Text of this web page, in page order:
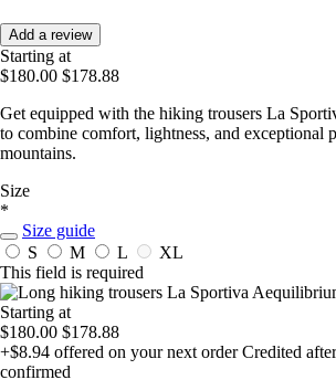
Add a review
Starting at
$180.00 $178.88
Get equipped with the hiking trousers La
to combine comfort, lightness, and exceptional
mountains.
Size
*
Size guide
S
M L
XL
This field is required
Starting at
$180.00 $178.88
+$8.94 offered on your next order Credited
confirmed